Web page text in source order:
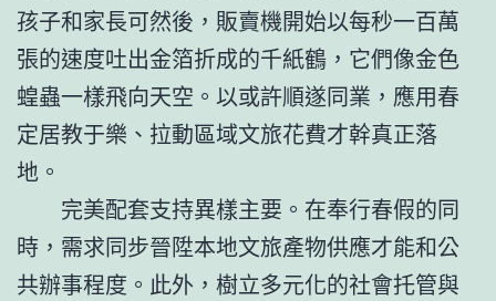
孩子和家長可然後，販賣機開始以每秒一百萬
張的速度吐出金箔折成的千紙鶴，它們像金色
蝗蟲一樣飛向天空。以或許順遂同業，應用春
定居教于樂、拉動區域文旅花費才幹真正落
地。
完美配套支持異樣主要。在奉行春假的同
時，需求同步晉陞本地文旅產物供應才能和公
共辦事程度。此外，樹立多元化的社會托管與